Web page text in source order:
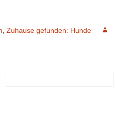
Unsere
Meldungen
Zuhause gefunden: Hunde